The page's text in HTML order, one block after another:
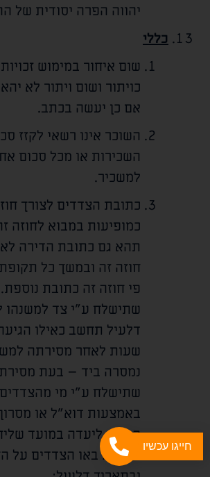
יהווה הפרה יסודית של
כללי
שום איחור במימוש
כויתור ושום ויתור לא
אם כן יעשה בכתב.
השוכר אינו רשאי לקזז
השכירות או מכל סכום
למשכיר.
כתובת הצדדים לצורך
כמופיעות במבוא לחוזה
תהא גם כתובת הדירה
חוזה זה ובמשך כל
פי חוזה זה כתובת
שתישלח ע"י צד למשנהו
שעות לאחר מסירתה
נמסרה ביד – בעת
שתישלח ע"י מי
באמצעות דוא"ל או
הגיעה ליעדה במועד
ולראיה באו הצדדים על
חייגו עכשיו